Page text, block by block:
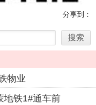
分享到：
物业
地铁1#通车前